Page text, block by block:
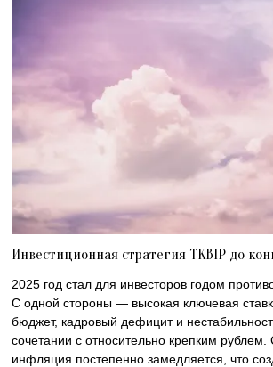
Инвестиционная стратегия TKBIP до
2025 год стал для инвесторов годом
С одной стороны — высокая ключевая
бюджет, кадровый дефицит и
сочетании с относительно крепким
инфляция постепенно замедляется, что